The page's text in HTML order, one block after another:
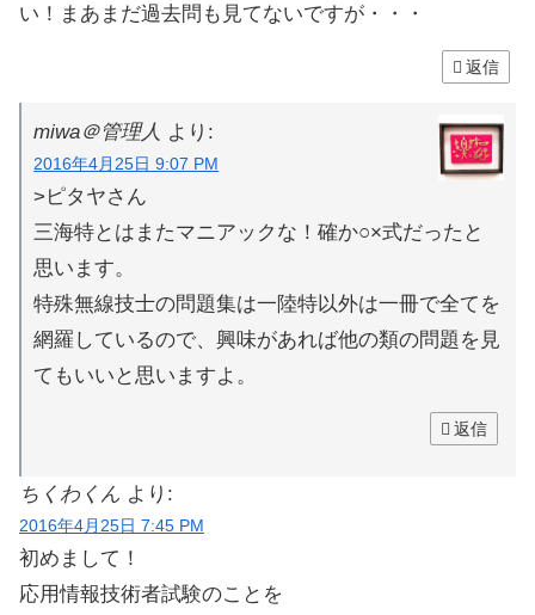
い！まあまだ過去問も見てないですが・・・
返信
miwa＠管理人 より:
2016年4月25日 9:07 PM
>ピタヤさん
三海特とはまたマニアックな！確か○×式だったと
思います。
特殊無線技士の問題集は一陸特以外は一冊で全てを
網羅しているので、興味があれば他の類の問題を見
てもいいと思いますよ。
返信
ちくわくん より:
2016年4月25日 7:45 PM
初めまして！
応用情報技術者試験のことを